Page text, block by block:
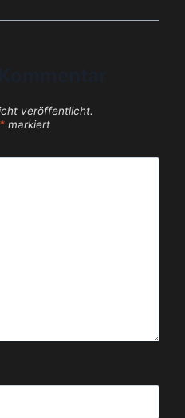
veröffentlicht.
* markiert